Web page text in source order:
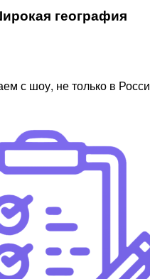
география
с шоу, не только в